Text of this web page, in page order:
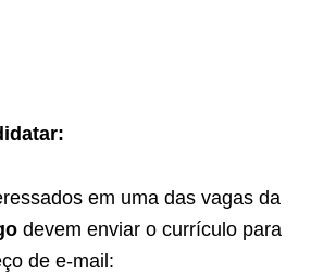
em uma das vagas da
devem enviar o currículo para
de e-mail: